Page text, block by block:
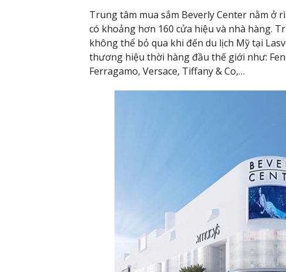
Trung tâm mua sắm Beverly Center nằm ở
có khoảng hơn 160 cửa hiệu và nhà hàng.
không thể bỏ qua khi đến du lịch Mỹ tại
thương hiệu thời hàng đầu thế giới như:
Ferragamo, Versace, Tiffany & Co,…